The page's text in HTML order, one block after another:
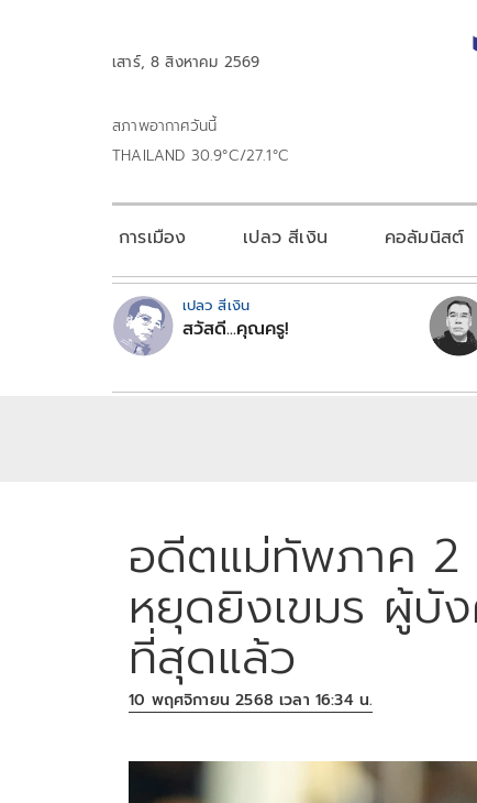
เสาร์, 8 สิงหาคม 2569
สภาพอากาศวันนี้
THAILAND 30.9°C/27.1°C
การเมือง เปลว สีเงิน คอลัมนิสต์
เปลว สีเงิน
สวัสดี...คุณครู!
อดีตแม่ทัพภาค 2
หยุดยิงเขมร ผู้บั
ที่สุดแล้ว
10 พฤศจิกายน 2568 เวลา 16:34 น.